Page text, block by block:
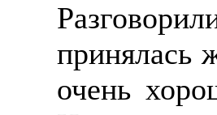
принялась
очень